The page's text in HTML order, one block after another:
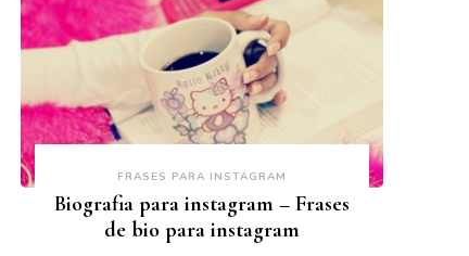
FRASES PARA INSTAGRAM
Biografia para instagram – Frases
de bio para instagram